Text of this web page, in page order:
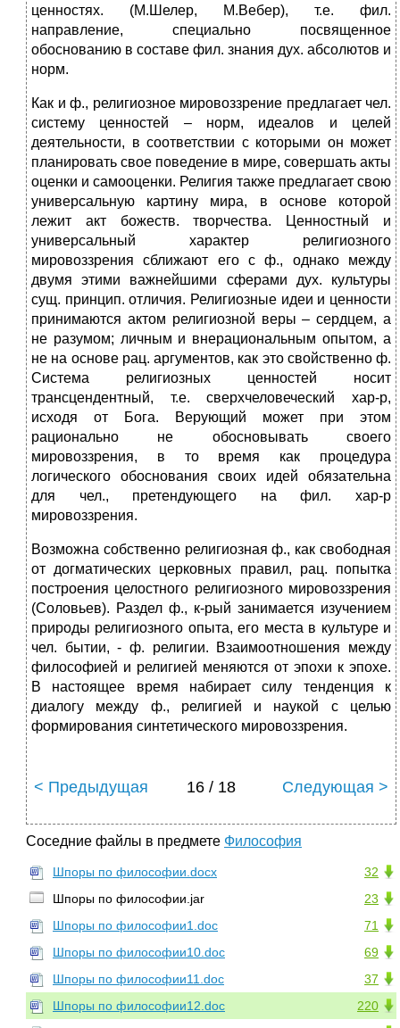
ценностях. (М.Шелер, М.Вебер), т.е. фил.
направление, специально посвященное
обоснованию в составе фил. знания дух. абсолютов и
норм.
Как и ф., религиозное мировоззрение предлагает чел.
систему ценностей – норм, идеалов и целей
деятельности, в соответствии с которыми он может
планировать свое поведение в мире, совершать акты
оценки и самооценки. Религия также предлагает свою
универсальную картину мира, в основе которой
лежит акт божеств. творчества. Ценностный и
универсальный характер религиозного
мировоззрения сближают его с ф., однако между
двумя этими важнейшими сферами дух. культуры
сущ. принцип. отличия. Религиозные идеи и ценности
принимаются актом религиозной веры – сердцем, а
не разумом; личным и внерациональным опытом, а
не на основе рац. аргументов, как это свойственно ф.
Система религиозных ценностей носит
трансцендентный, т.е. сверхчеловеческий хар-р,
исходя от Бога. Верующий может при этом
рационально не обосновывать своего
мировоззрения, в то время как процедура
логического обоснования своих идей обязательна
для чел., претендующего на фил. хар-р
мировоззрения.
Возможна собственно религиозная ф., как свободная
от догматических церковных правил, рац. попытка
построения целостного религиозного мировоззрения
(Соловьев). Раздел ф., к-рый занимается изучением
природы религиозного опыта, его места в культуре и
чел. бытии, - ф. религии. Взаимоотношения между
философией и религией меняются от эпохи к эпохе.
В настоящее время набирает силу тенденция к
диалогу между ф., религией и наукой с целью
формирования синтетического мировоззрения.
< Предыдущая 16 / 18 Следующая >
Соседние файлы в предмете Философия
32
Шпоры по философии.docx
23
Шпоры по философии.jar
71
Шпоры по философии1.doc
69
Шпоры по философии10.doc
37
Шпоры по философии11.doc
220
Шпоры по философии12.doc